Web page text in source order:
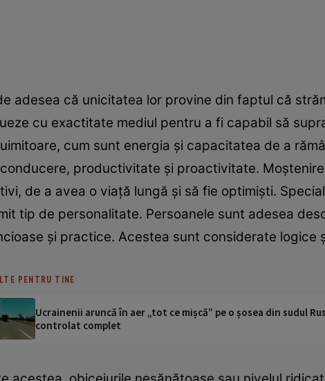
adesea că unicitatea lor provine din faptul că
cu exactitate mediul pentru a fi capabil să
cum sunt energia şi capacitatea de a
productivitate şi proactivitate.
de a avea o viaţă lungă şi să fie optimişti.
tip de personalitate. Persoanele sunt adesea
şi practice. Acestea sunt considerate logice
PENTRU TINE
Ucrainenii aruncă în aer „tot ce mișcă” pe o șosea din sudul
controlat complet